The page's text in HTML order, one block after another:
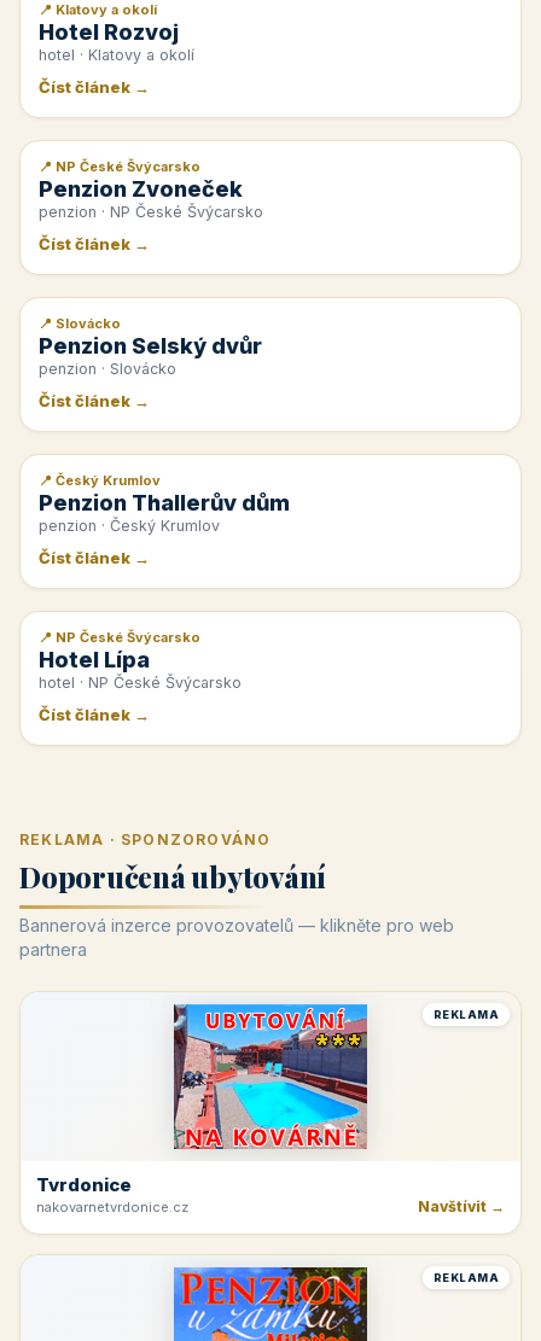
📰 PR článek
📍 Klatovy a okolí
Hotel Rozvoj
hotel · Klatovy a okolí
Číst článek →
📰 PR článek
📍 NP České Švýcarsko
Penzion Zvoneček
penzion · NP České Švýcarsko
Číst článek →
📰 PR článek
📍 Slovácko
Penzion Selský dvůr
penzion · Slovácko
Číst článek →
📰 PR článek
📍 Český Krumlov
Penzion Thallerův dům
penzion · Český Krumlov
Číst článek →
📰 PR článek
📍 NP České Švýcarsko
Hotel Lípa
hotel · NP České Švýcarsko
Číst článek →
REKLAMA · SPONZOROVÁNO
Doporučená ubytování
Bannerová inzerce provozovatelů — klikněte pro web
partnera
REKLAMA
Tvrdonice
nakovarnetvrdonice.cz Navštívit →
REKLAMA